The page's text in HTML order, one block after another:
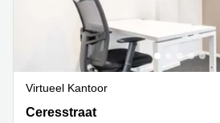
Virtueel Kantoor
Ceresstraat 1,Ceresstraat 1, Breda
Ceresstraat